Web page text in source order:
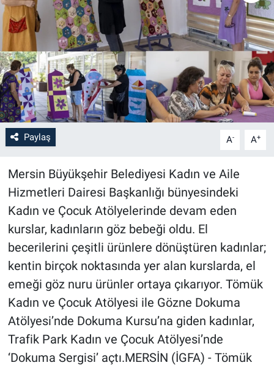
Paylaş A- A+
Mersin Büyükşehir Belediyesi Kadın ve Aile
Hizmetleri Dairesi Başkanlığı bünyesindeki
Kadın ve Çocuk Atölyelerinde devam eden
kurslar, kadınların göz bebeği oldu. El
becerilerini çeşitli ürünlere dönüştüren kadınlar;
kentin birçok noktasında yer alan kurslarda, el
emeği göz nuru ürünler ortaya çıkarıyor. Tömük
Kadın ve Çocuk Atölyesi ile Gözne Dokuma
Atölyesi’nde Dokuma Kursu’na giden kadınlar,
Trafik Park Kadın ve Çocuk Atölyesi’nde
‘Dokuma Sergisi’ açtı.MERSİN (İGFA) - Tömük